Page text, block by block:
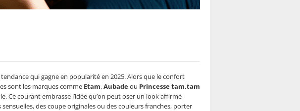
qui gagne en popularité en 2025. Alors que le confort
sont les marques comme Etam,Aubadeou Princesse tam.tam
Ce courant embrasse l’idée qu’on peut oser un look affirmé
des coupe originales ou des couleurs franches, porter